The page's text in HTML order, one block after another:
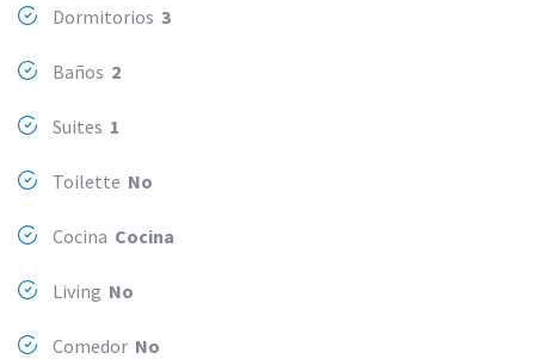
Dormitorios 3
Baños 2
Suites 1
Toilette No
Cocina Cocina
Living No
Comedor No